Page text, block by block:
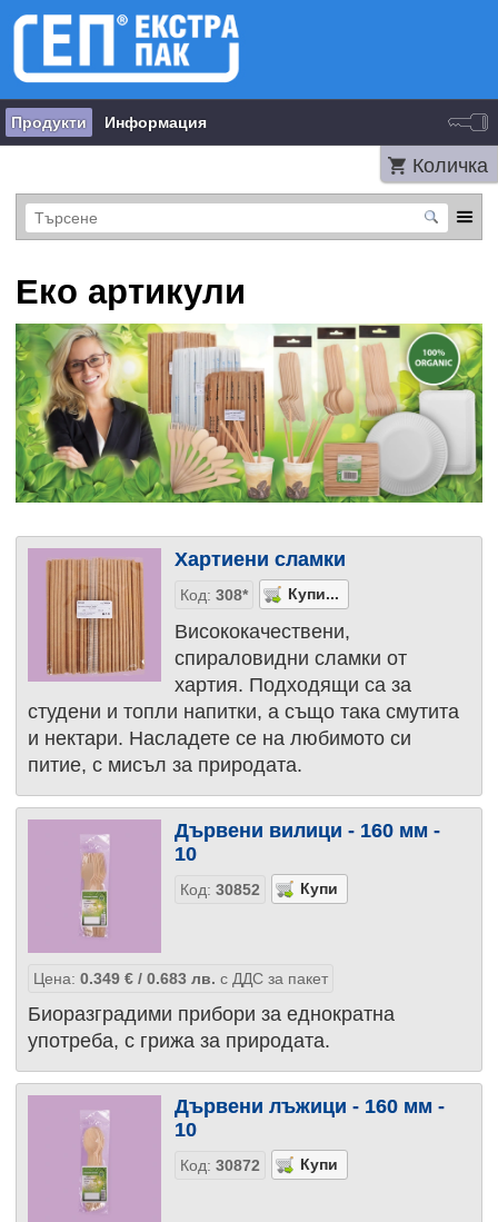
Продукти Информация
Количка
Еко артикули
Хартиени сламки
Код: 308*
Висококачествени,
спираловидни сламки от
хартия. Подходящи са за
студени и топли напитки, а също така смутита
и нектари. Насладете се на любимото си
питие, с мисъл за природата.
Дървени вилици - 160 мм -
10
Код: 30852
Цена: 0.349 €/ 0.683 лв. с ДДС за пакет
Биоразградими прибори за еднократна
употреба, с грижа за природата.
Дървени лъжици - 160 мм -
10
Код: 30872